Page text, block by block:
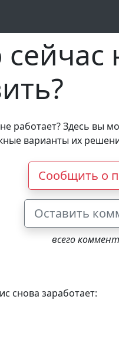
работает? Здесь вы
варианты их
Сообщить о
Оставить
всего
снова заработает: